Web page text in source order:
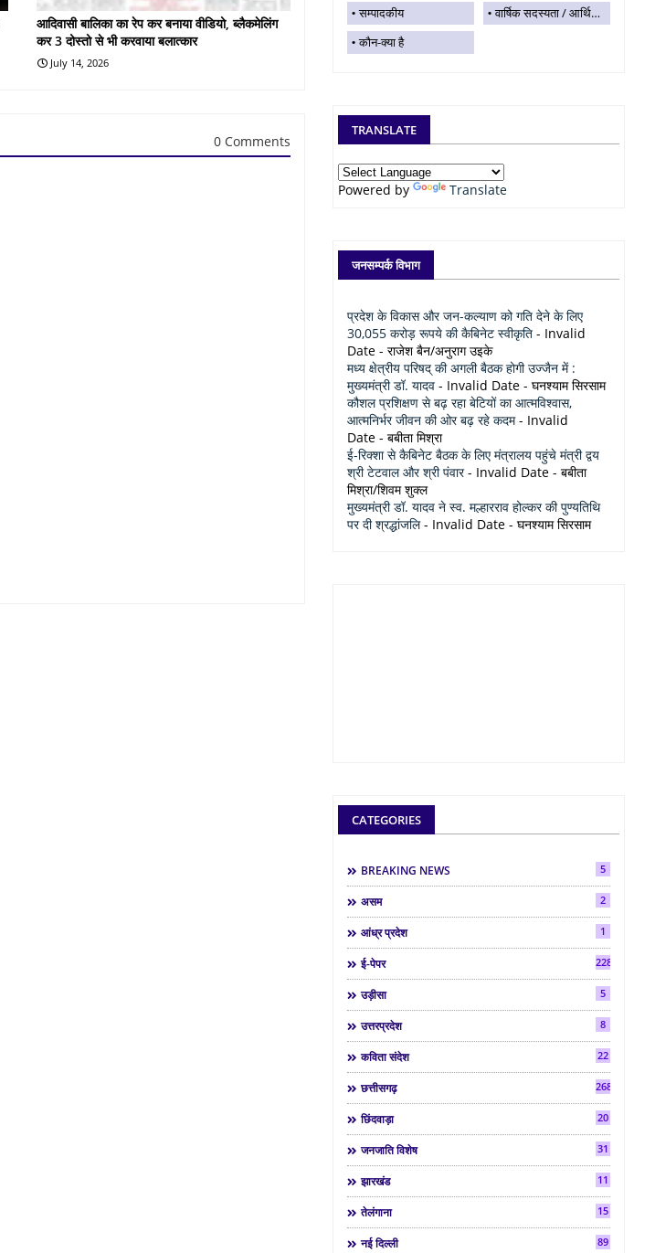
आदिवासी बालिका का रेप कर बनाया वीडियो, ब्लैकमेलिंग
कर 3 दोस्तो से भी करवाया बलात्कार
July 14, 2026
0 Comments
सम्पादकीय
वार्षिक सदस्यता / आर्थिक सहयोग
कौन-क्या है
TRANSLATE
Powered by Translate
जनसम्पर्क विभाग
प्रदेश के विकास और जन-कल्याण को गति देने के लिए
30,055 करोड़ रूपये की कैबिनेट स्वीकृति - Invalid
Date - राजेश बैन/अनुराग उइके
मध्य क्षेत्रीय परिषद् की अगली बैठक होगी उज्जैन में :
मुख्यमंत्री डॉ. यादव - Invalid Date - घनश्याम सिरसाम
कौशल प्रशिक्षण से बढ़ रहा बेटियों का आत्मविश्वास,
आत्मनिर्भर जीवन की ओर बढ़ रहे कदम- Invalid
Date - बबीता मिश्रा
ई-रिक्शा से कैबिनेट बैठक के लिए मंत्रालय पहुंचे मंत्री द्वय
श्री टेटवाल और श्री पंवार- Invalid Date - बबीता
मिश्रा/शिवम शुक्ल
मुख्यमंत्री डॉ. यादव ने स्व. मल्हारराव होल्कर की पुण्यतिथि
पर दी श्रद्धांजलि- Invalid Date - घनश्याम सिरसाम
CATEGORIES
BREAKING NEWS 5
असम 2
आंध्र प्रदेश 1
ई-पेपर 2286
उड़ीसा 5
उत्तरप्रदेश 8
कविता संदेश 22
छत्तीसगढ़ 268
छिंदवाड़ा 20
जनजाति विशेष 31
झारखंड 11
तेलंगाना 15
नई दिल्ली 89